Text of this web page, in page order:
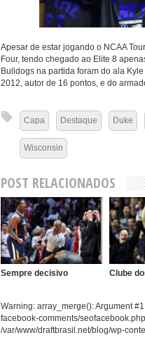
Apesar de estar jogando o NCAA
Four, tendo chegado ao Elite 8
Bulldogs na partida foram do ala
2012, autor de 16 pontos, e do
Capa Destaque Duke
Wisconsin
POST RELACIONADOS
Sempre decisivo Clube
Warning: array_merge(): Argument
facebook-comments/
/var/www/draftbrasil.net/blog/wp-